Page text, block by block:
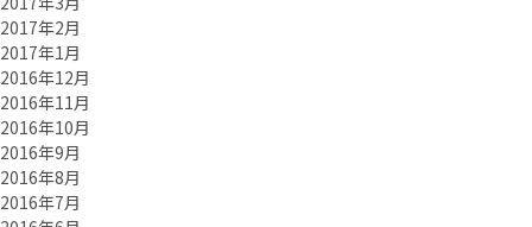
2017年2月
2017年1月
2016年12月
2016年11月
2016年10月
2016年9月
2016年8月
2016年7月